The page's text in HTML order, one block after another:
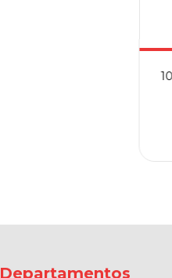
Departamentos